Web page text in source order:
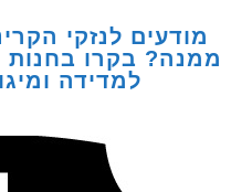
לנזקי הקרינה
בקרו בחנות
למדידה ומיגון